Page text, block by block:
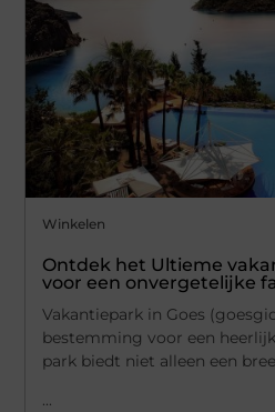
Winkelen
Ontdek het Ultieme
voor een onvergetelijke
Vakantiepark in Goes
bestemming voor een
park biedt niet alleen een
...